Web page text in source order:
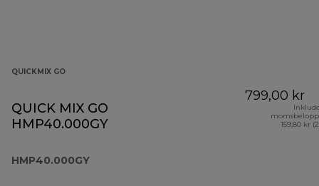
QUICKMIX GO
QUICK MIX GO
HMP40.000GY
HMP40.000GY
799,00 kr
159,80 kr